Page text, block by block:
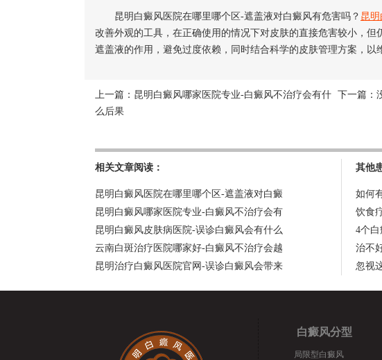
昆明白癜风医院在哪里哪个区-遮盖液对白癜风有危害吗？ 昆
改善外观的工具，在正确使用的情况下对皮肤的直接危害较小，
遮盖液的作用，避免过度依赖，同时结合科学的皮肤管理方案，以
上一篇： 昆明白癜风哪家医院专业-白癜风不治疗会有什
么后果
下一篇：
相关文章阅读：
昆明白癜风医院在哪里哪个区-遮盖液对白癜
昆明白癜风哪家医院专业-白癜风不治疗会有
昆明白癜风皮肤病医院-误诊白癜风会有什么
云南白斑治疗医院哪家好-白癜风不治疗会越
昆明治疗白癜风医院官网-误诊白癜风会带来
其他
如何
饮食
4个
治不
忽视
白癜风分型
局限型白癜风